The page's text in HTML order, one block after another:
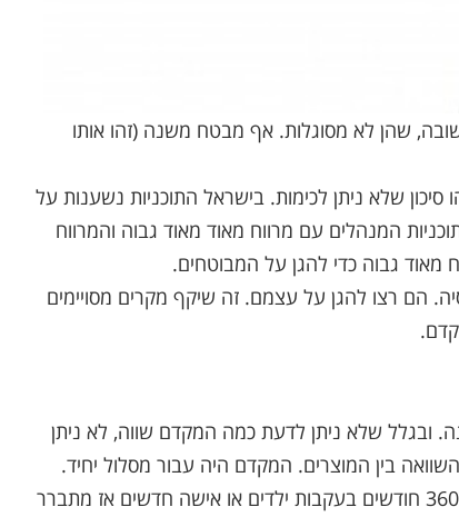
שהן לא מסוגלות. אף מבטח משנה (זהו אותו
שלא ניתן לכימות. בישראל התוכניות נשענות על
המנהלים עם מרווח מאוד מאוד גבוה והמרווח
מאוד גבוה כדי להגן על המבוטחים.
לקרנות הפנסיה. הם רצו להגן על עצמם. זה שיקף מקרים מסויימים
ובגלל שלא ניתן לדעת כמה המקדם שווה, לא ניתן
בין המוצרים. המקדם היה עבור מסלול יחיד.
עבור הבטחת קצבה של 240 חודשים ואם רוצים מאוחר יותר לשנות מסלול ל360 חודשים בעקבות ילדים או אישה חדשים אז מתברר